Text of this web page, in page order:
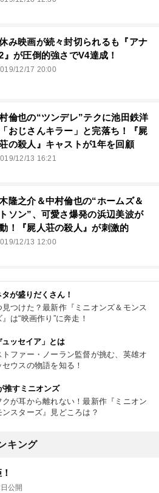
み映画が続々封切られるも『アナ
』が圧倒的強さでV4達成！
12/17 20:00
倫也の“ツンデレ”テクに池田鉄洋
おじさんキラー」と完落ち！『屍
の殺人』キャストが1年を回顧
12/13 16:21
隆之介＆中村倫也の“ホームズ＆
ソン”、可愛さ爆発の浜辺美波が
！『屍人荘の殺人』が刺激的
12/13 12:00
タが盛りだくさん！
見つけた？最新作『ミニオンズ＆モンス
は“映画作り”に奔走！
ュッセイア」とは
トファー・ノーラン監督が挑む、英雄オ
ウスの物語を知る！
推すミニオンズ
クが耳から離れない！最新作『ミニオン
ンスターズ』見どころは？
キング
公開